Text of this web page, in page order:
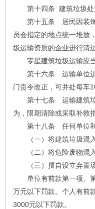
第十四条 建筑垃圾处
第十五条 居民因装饰
员会指定的地点统一堆放
圾运输资质的企业进行清运
零星建筑垃圾运输应当
第十六条 运输单位运
门责令改正，可并处每车
第十七条 运输建筑垃
为，限期清除或采取补救
第十八条 任何单位和
（一）将建筑垃圾混入
（二）将危险废物混入
（三）擅自设立弃置场
单位有前款第一项、第
万元以下罚款。个人有前
3000元以下罚款。